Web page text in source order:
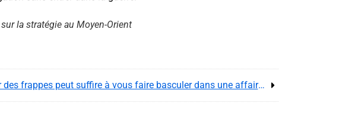
par
la stratégie au Moyen-Orient
À Dubaï, filmer des frappes peut suffire à vous faire basculer dans une affaire de sécurité